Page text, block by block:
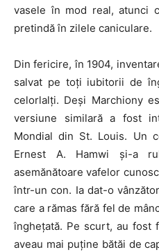
vasele în mod real, atunci
pretindă în zilele caniculare.
Din fericire, în 1904,
salvat pe toți iubitorii de
celorlalți. Deși Marchiony
versiune similară a fost
Mondial din St. Louis. Un
Ernest A. Hamwi și-a
asemănătoare vafelor
într-un con. Ia dat-o
care a rămas fără fel de
înghețată. Pe scurt, au fost
aveau mai puține bătăi de